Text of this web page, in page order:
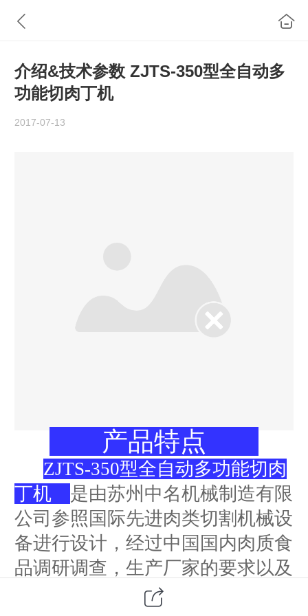
介绍&技术参数 ZJTS-350型全自动多
功能切肉丁机
2017-07-13
产品特点
ZJTS-350型全自动多功能切肉
丁机 是由苏州中名机械制造有限
公司参照国际先进肉类切割机械设
备进行设计，经过中国国内肉质食
品调研调查，生产厂家的要求以及
国民群众的需要，自主研究设计改